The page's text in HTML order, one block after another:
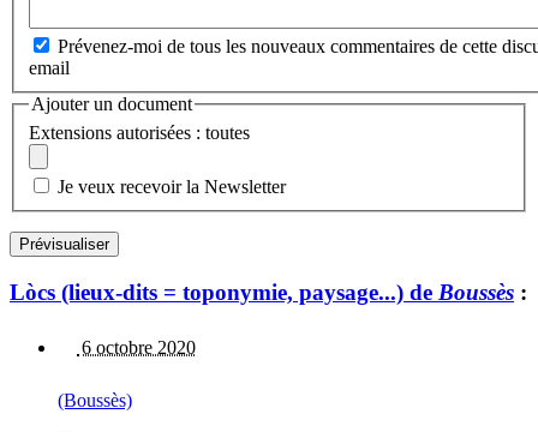
Prévenez-moi de tous les nouveaux commentaires de cette
email
Ajouter un document
Extensions autorisées : toutes
Je veux recevoir la Newsletter
Lòcs (lieux-dits = toponymie, paysage...) de Boussès :
6 octobre 2020
(Boussès)